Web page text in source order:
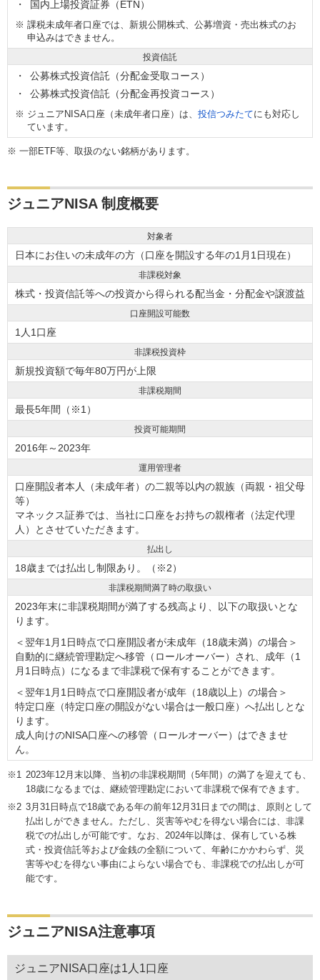
国内上場投資証券（ETN）
※ 課税未成年者口座では、新規公開株式、公募増資・売出株式のお
申込みはできません。
投資信託
公募株式投資信託（分配金受取コース）
公募株式投資信託（分配金再投資コース）
※ ジュニアNISA口座（未成年者口座）は、 投信つみたてにも対応し
ています。
※ 一部ETF等、取扱のない銘柄があります。
ジュニアNISA 制度概要
対象者
日本にお住いの未成年の方（口座を開設する年の1月1日現在）
非課税対象
株式・投資信託等への投資から得られる配当金・分配金や譲渡益
口座開設可能数
1人1口座
非課税投資枠
新規投資額で毎年80万円が上限
非課税期間
最長5年間（※1）
投資可能期間
2016年～2023年
運用管理者
口座開設者本人（未成年者）の二親等以内の親族（両親・祖父母
等）
マネックス証券では、当社に口座をお持ちの親権者（法定代理
人）とさせていただきます。
払出し
18歳までは払出し制限あり。（※2）
非課税期間満了時の取扱い
2023年末に非課税期間が満了する残高より、以下の取扱いとな
ります。
＜翌年1月1日時点で口座開設者が未成年（18歳未満）の場合＞
自動的に継続管理勘定へ移管（ロールオーバー）され、成年（1
月1日時点）になるまで非課税で保有することができます。
＜翌年1月1日時点で口座開設者が成年（18歳以上）の場合＞
特定口座（特定口座の開設がない場合は一般口座）へ払出しとな
ります。
成人向けのNISA口座への移管（ロールオーバー）はできませ
ん。
2023年12月末以降、当初の非課税期間（5年間）の満了を迎えても、
18歳になるまでは、継続管理勘定において非課税で保有できます。
3月31日時点で18歳である年の前年12月31日までの間は、原則として
払出しができません。ただし、災害等やむを得ない場合には、非課
税での払出しが可能です。なお、2024年以降は、保有している株
式・投資信託等および金銭の全額について、年齢にかかわらず、災
害等やむを得ない事由によらない場合でも、非課税での払出しが可
能です。
ジュニアNISA注意事項
ジュニアNISA口座は1人1口座